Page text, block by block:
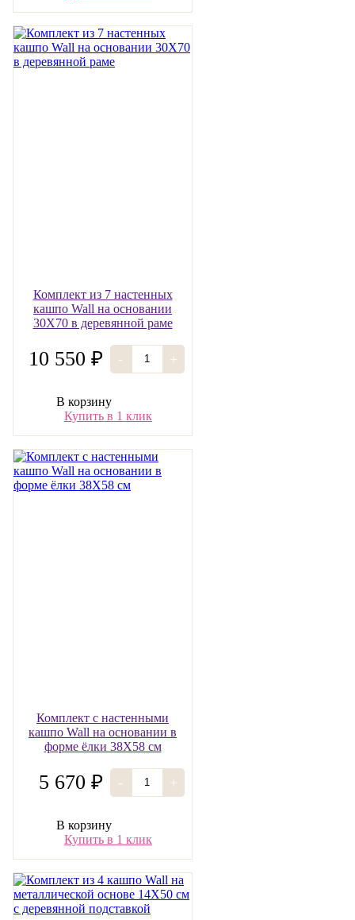
Комплект из 7 настенных
кашпо Wall на основании
30Х70 в деревянной раме
10 550 ₽ - +
В корзину
Купить в 1 клик
Комплект с настенными
кашпо Wall на основании в
форме ёлки 38Х58 см
5 670 ₽ - +
В корзину
Купить в 1 клик